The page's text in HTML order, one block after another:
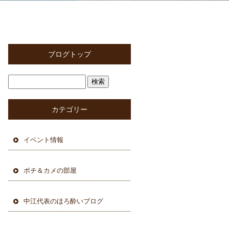
ブログトップ
カテゴリー
イベント情報
ポチ＆カメの部屋
中江代表のほろ酔いブログ